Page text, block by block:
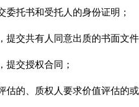
委托书和受托人的身份证明；
提交共有人同意出质的书面文
提交授权合同；
估的、质权人要求价值评估的